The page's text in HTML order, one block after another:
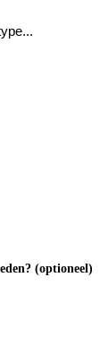
(optioneel)